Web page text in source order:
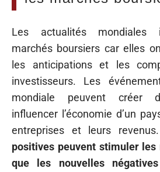
Les actualités mondiales
marchés boursiers car elles
les anticipations et les
investisseurs. Les
mondiale peuvent créer
influencer l’économie d’un
entreprises et leurs revenus.
positives peuvent stimuler les
que les nouvelles